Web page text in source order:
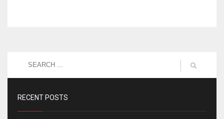
RECENT POSTS